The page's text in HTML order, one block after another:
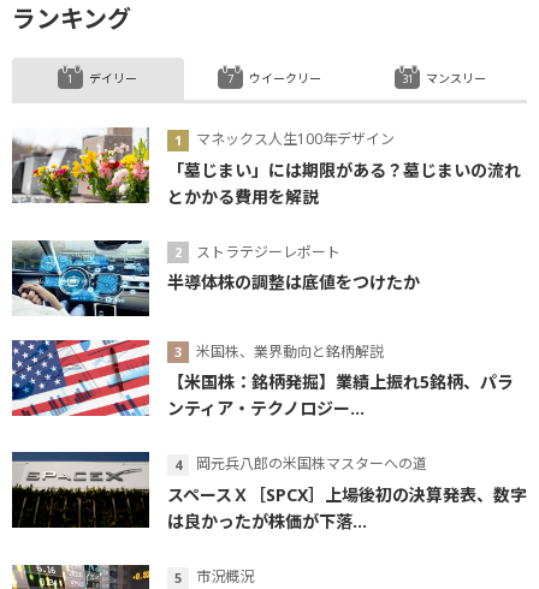
ランキング
デイリー
マネックス人生100年デザイン
「墓じまい」には期限がある？墓じまいの流れ
とかかる費用を解説
ストラテジーレポート
半導体株の調整は底値をつけたか
米国株、業界動向と銘柄解説
【米国株：銘柄発掘】業績上振れ5銘柄、パラ
ンティア・テクノロジー...
岡元兵八郎の米国株マスターへの道
スペースＸ［SPCX］上場後初の決算発表、数字
は良かったが株価が下落...
市況概況
ウイークリー マンスリー